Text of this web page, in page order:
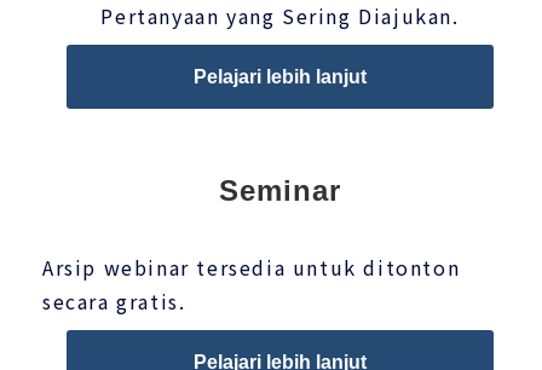
Pertanyaan yang Sering Diajukan.
Pelajari lebih lanjut
Seminar
Arsip webinar tersedia untuk ditonton
secara gratis.
Pelajari lebih lanjut